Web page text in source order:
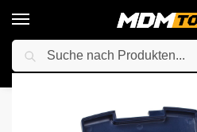
Startseite / Zubehör & Handwerkzeuge